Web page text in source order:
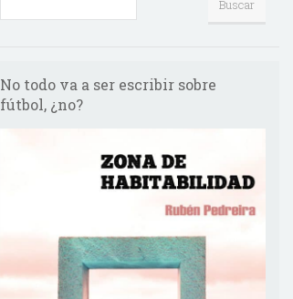
No todo va a ser escribir sobre
fútbol, ¿no?